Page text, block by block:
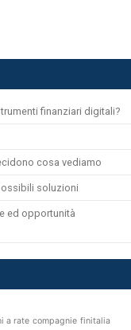
finanziari digitali?
cosa vediamo
soluzioni
ed opportunità
a rate compagnie finitalia